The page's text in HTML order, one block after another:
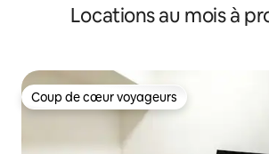
Locations au mois à
Coup de cœur voyageurs
Coup de cœur voyageurs